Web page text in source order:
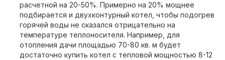
расчетной на 20-50%. Примерно на 20% мощнее
подбирается и двухконтурный котел, чтобы подогрев
горячей воды не сказался отрицательно на
температуре теплоносителя. Например, для
отопления дачи площадью 70-80 кв. м будет
достаточно купить котел с тепловой мощностью 8-12